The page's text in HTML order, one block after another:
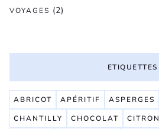
VOYAGES (2)
ETIQUETTES
ABRICOT APÉRITIF ASPERGES
CHANTILLY
CHOCOLAT CITRON